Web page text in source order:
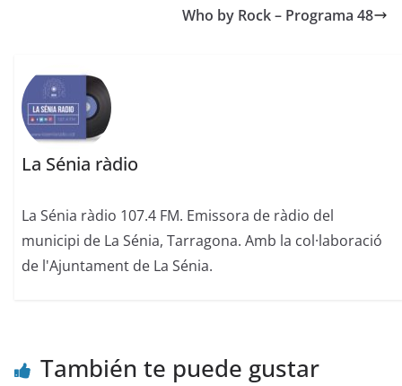
Who by Rock – Programa 48
La Sénia ràdio
La Sénia ràdio 107.4 FM. Emissora de ràdio del
municipi de La Sénia, Tarragona. Amb la col·laboració
de l'Ajuntament de La Sénia.
También te puede gustar